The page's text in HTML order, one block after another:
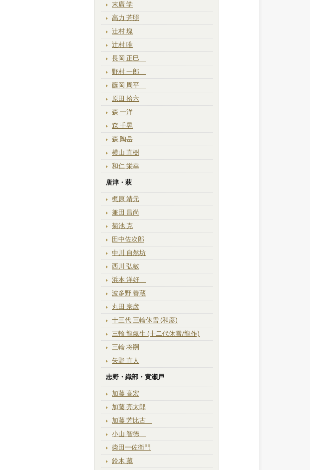
末廣 学
高力 芳照
辻村 塊
辻村 唯
長岡 正巳
野村 一郎
藤岡 周平
原田 拾六
森 一洋
森 千晃
森 陶岳
横山 直樹
和仁 栄幸
唐津・萩
梶原 靖元
兼田 昌尚
菊池 克
田中佐次郎
中川 自然坊
西川 弘敏
浜本 洋好
波多野 善蔵
丸田 宗彦
十三代 三輪休雪 (和彦)
三輪 龍氣生 (十二代休雪/龍作)
三輪 将嗣
矢野 直人
志野・織部・黄瀬戸
加藤 高宏
加藤 亮太郎
加藤 芳比古
小山 智徳
柴田一佐衛門
鈴木 藏